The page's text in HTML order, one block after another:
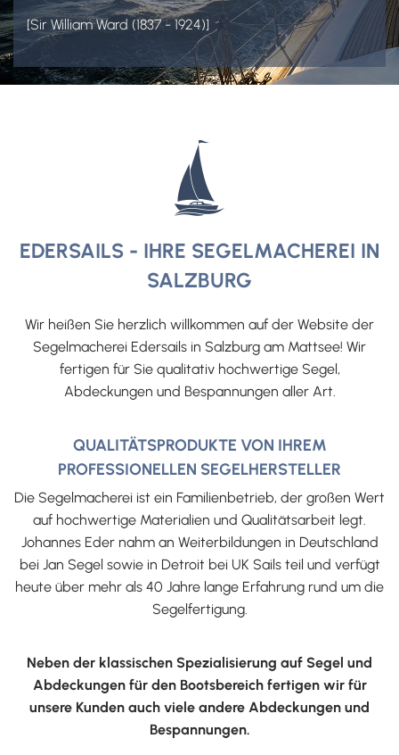
[Sir William Ward (1837 - 1924)]
EDERSAILS - IHRE SEGELMACHEREI IN
SALZBURG
Wir heißen Sie herzlich willkommen auf der Website der
Segelmacherei Edersails in Salzburg am Mattsee! Wir
fertigen für Sie qualitativ hochwertige Segel,
Abdeckungen und Bespannungen aller Art.
QUALITÄTSPRODUKTE VON IHREM
PROFESSIONELLEN SEGELHERSTELLER
Die Segelmacherei ist ein Familienbetrieb, der großen Wert
auf hochwertige Materialien und Qualitätsarbeit legt.
Johannes Eder nahm an Weiterbildungen in Deutschland
bei Jan Segel sowie in Detroit bei UK Sails teil und verfügt
heute über mehr als 40 Jahre lange Erfahrung rund um die
Segelfertigung.
Neben der klassischen Spezialisierung auf Segel und
Abdeckungen für den Bootsbereich fertigen wir für
unsere Kunden auch viele andere Abdeckungen und
Bespannungen.